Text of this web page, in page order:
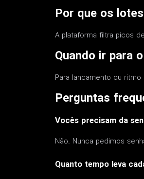
Por que os
A plataforma filtra picos
Quando ir para
Para lancamento ou
Perguntas
Vocês precisam da
Não. Nunca pedimos
Quanto tempo leva